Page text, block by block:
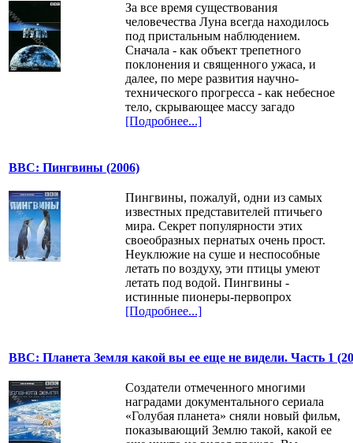
За все время существования
человечества Луна всегда находилось
под пристальным наблюдением.
Сначала - как объект трепетного
поклонения и священного ужаса, и
далее, по мере развития научно-
технического прогресса - как небесное
тело, скрывающее массу загадо
[Подробнее...]
BBC: Пингвины (2006)
Пингвины, пожалуй, одни из самых
известных представителей птичьего
мира. Секрет популярности этих
своеобразных пернатых очень прост.
Неуклюжие на суше и неспособные
летать по воздуху, эти птицы умеют
летать под водой. Пингвины -
истинные пионеры-первопрох
[Подробнее...]
BBC: Планета Земля какой вы ее еще не видели. Часть 1
Создатели отмеченного многими
наградами документального сериала
«Голубая планета» сняли новый фильм,
показывающий Землю такой, какой ее